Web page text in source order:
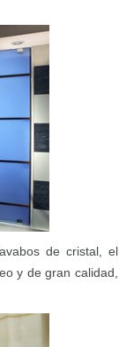
de cristal, el
y de gran calidad,